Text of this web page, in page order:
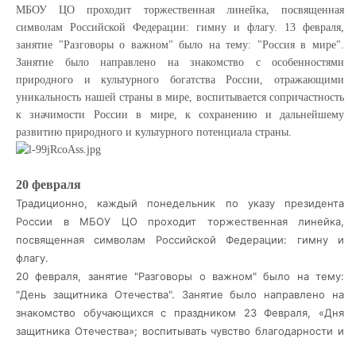
МБОУ ЦО проходит торжественная линейка, посвященная
символам Российской Федерации: гимну и флагу. 13 февраля,
занятие "Разговоры о важном" было на тему: "Россия в мире".
Занятие было направлено на знакомство с особенностями
природного и культурного богатства России, отражающими
уникальность нашей страны в мире, воспитывается сопричастность
к значимости России в мире, к сохранению и дальнейшему
развитию природного и культурного потенциала страны.
20 февраля
Традиционно, каждый понедельник по указу президента
России в МБОУ ЦО проходит торжественная линейка,
посвященная символам Российской Федерации: гимну и
флагу.
20 февраля, занятие "Разговоры о важном" было на тему:
"День защитника Отечества". Занятие было направлено на
знакомство обучающихся с праздником 23 Февраля, «Дня
защитника Отечества»; воспитывать чувство благодарности и